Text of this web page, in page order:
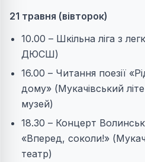
21 травня (вівторок)
10.00 – Шкільна ліга з
ДЮСШ)
16.00 – Читання поезії
дому» (Мукачівський
музей)
18.30 – Концерт
«Вперед, соколи!»
театр)